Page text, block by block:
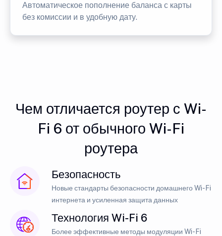
Автоматическое пополнение баланса с карты
без комиссии и в удобную дату.
Чем отличается роутер с Wi-
Fi 6 от обычного Wi-Fi
роутера
Безопасность
Новые стандарты безопасности домашнего Wi-Fi
интернета и усиленная защита данных
Технология Wi-Fi 6
Более эффективные методы модуляции Wi-Fi